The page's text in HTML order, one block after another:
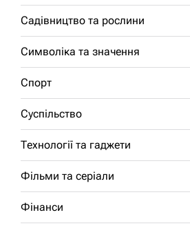
Садівництво та рослини
Символіка та значення
Спорт
Суспільство
Технології та гаджети
Фільми та серіали
Фінанси